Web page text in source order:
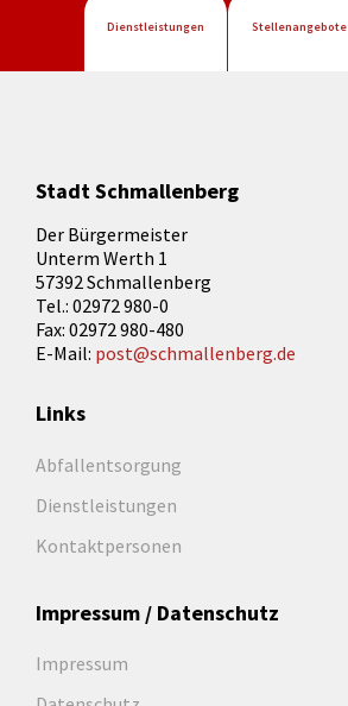
Dienstleistungen Stellenangebote
Stadt Schmallenberg
Der Bürgermeister
Unterm Werth 1
57392 Schmallenberg
Tel.: 02972 980-0
Fax: 02972 980-480
E-Mail: post@schmallenberg.de
Links
Abfallentsorgung
Dienstleistungen
Kontaktpersonen
Impressum / Datenschutz
Impressum